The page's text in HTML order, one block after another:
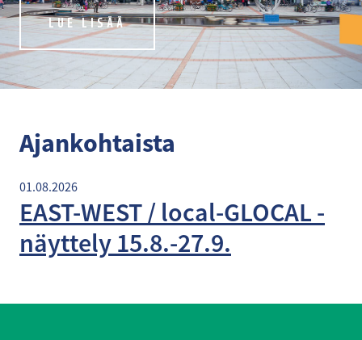
LUE LISÄÄ
Ajankohtaista
01.08.2026
EAST-WEST / local-GLOCAL -
näyttely 15.8.-27.9.